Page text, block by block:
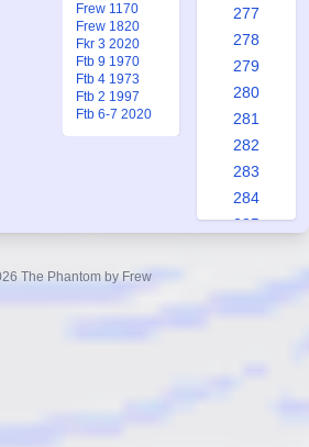
Frew 1170
Frew 1820
Fkr 3 2020
Ftb 9 1970
Ftb 4 1973
Ftb 2 1997
Ftb 6-7 2020
277
278
279
280
281
282
283
284
285
The Phantom by Frew